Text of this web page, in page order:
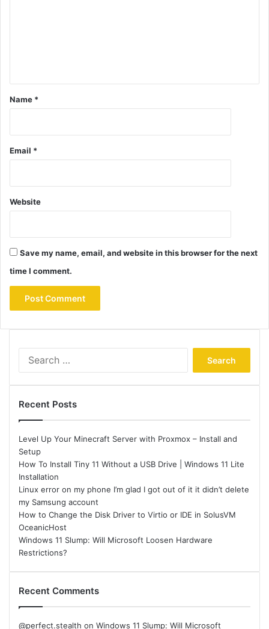
Name *
Email *
Website
Save my name, email, and website in this browser for the next
time I comment.
Recent Posts
Level Up Your Minecraft Server with Proxmox – Install and
Setup
How To Install Tiny 11 Without a USB Drive | Windows 11 Lite
Installation
Linux error on my phone I’m glad I got out of it it didn’t delete
my Samsung account
How to Change the Disk Driver to Virtio or IDE in SolusVM
OceanicHost
Windows 11 Slump: Will Microsoft Loosen Hardware
Restrictions?
Recent Comments
@perfect.stealth on Windows 11 Slump: Will Microsoft